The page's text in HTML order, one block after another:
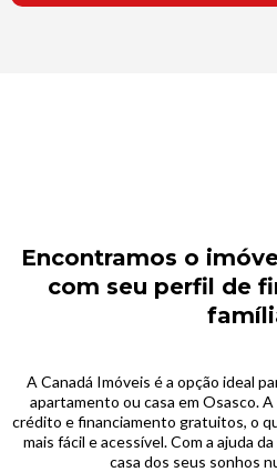
Encontramos o
com seu perfil de
A Canadá Imóveis é a opção ideal
apartamento ou casa em Osasco.
crédito e financiamento gratuitos, o
mais fácil e acessível. Com a ajuda
casa dos seus sonhos